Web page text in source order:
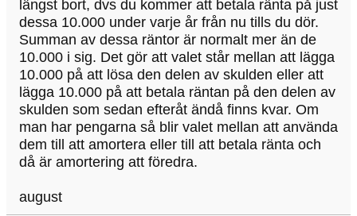
längst bort, dvs du kommer att betala ränta på just
dessa 10.000 under varje år från nu tills du dör.
Summan av dessa räntor är normalt mer än de
10.000 i sig. Det gör att valet står mellan att lägga
10.000 på att lösa den delen av skulden eller att
lägga 10.000 på att betala räntan på den delen av
skulden som sedan efteråt ändå finns kvar. Om
man har pengarna så blir valet mellan att använda
dem till att amortera eller till att betala ränta och
då är amortering att föredra.
august